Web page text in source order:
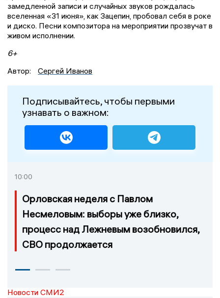
замедленной записи и случайных звуков рождалась
вселенная «31 июня», как Зацепин, пробовал себя в роке
и диско. Песни композитора на мероприятии прозвучат в
живом исполнении.
6+
Автор:
Сергей Иванов
Подписывайтесь, чтобы первыми
узнавать о важном:
10:00
Орловская неделя с Павлом
Несмеловым: выборы уже близко,
процесс над Лежневым возобновился,
СВО продолжается
Новости СМИ2